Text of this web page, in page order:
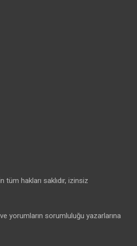
hakları saklıdır, izinsiz
yorumların sorumluluğu yazarlarına